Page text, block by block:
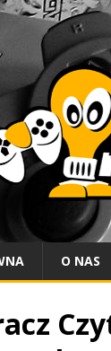
O NAS